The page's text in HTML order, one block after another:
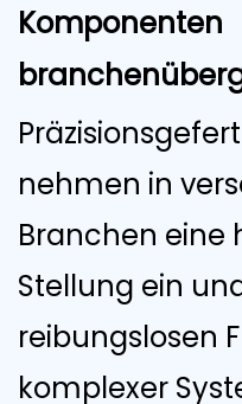
Komponenten
nehmen in
Branchen eine
Stellung ein
reibungslosen
komplexer